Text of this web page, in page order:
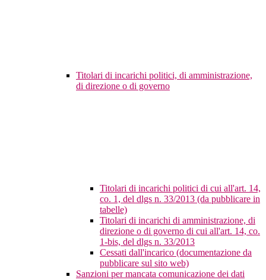
Titolari di incarichi politici, di amministrazione,
di direzione o di governo
Titolari di incarichi politici di cui all'art. 14,
co. 1, del dlgs n. 33/2013 (da pubblicare in
tabelle)
Titolari di incarichi di amministrazione, di
direzione o di governo di cui all'art. 14, co.
1-bis, del dlgs n. 33/2013
Cessati dall'incarico (documentazione da
pubblicare sul sito web)
Sanzioni per mancata comunicazione dei dati